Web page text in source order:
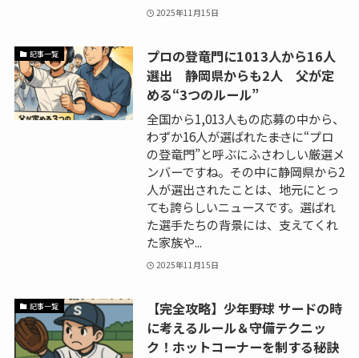
2025年11月15日
記事一覧
プロの登竜門に1013人から16人
選出 静岡県からも2人 父が定
める“3つのルール”
全国から1,013人もの応募の中から、
わずか16人が選ばれた――まさに“プロ
の登竜門”と呼ぶにふさわしい厳選メ
ンバーですね。その中に静岡県から2
人が選出されたことは、地元にとっ
ても誇らしいニュースです。選ばれ
た選手たちの背景には、支えてくれ
た家族や...
2025年11月15日
記事一覧
【完全攻略】少年野球 サードの時
に考えるルール＆守備テクニッ
ク！ホットコーナーを制する秘訣